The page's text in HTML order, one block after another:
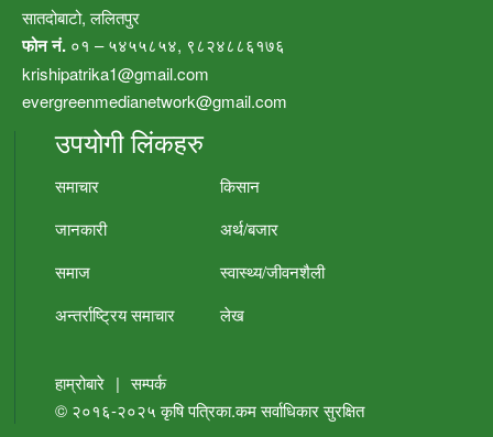
सातदोबाटो, ललितपुर
फोन नं. ०१ – ५४५५८५४, ९८२४८८६१७६
krishipatrika1@gmail.com
evergreenmedianetwork@gmail.com
उपयोगी लिंकहरु
समाचार
किसान
जानकारी
अर्थ/बजार
समाज
स्वास्थ्य/जीवनशैली
अन्तर्राष्ट्रिय समाचार
लेख
हाम्रोबारे | सम्पर्क
© २०१६-२०२५कृषि पत्रिका.कमसर्वाधिकार सुरक्षित